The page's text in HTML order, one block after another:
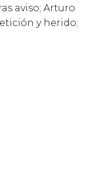
aviso; Arturo
y herido;